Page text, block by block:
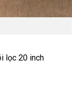
lọc 20 inch